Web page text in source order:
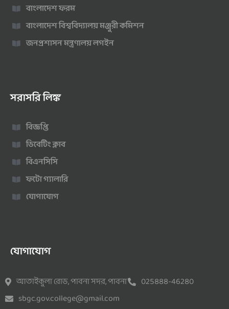
বাংলাদেশ ফরম
বাংলাদেশ বিশ্ববিদ্যালয় মঞ্জুরী কমিশন
জনপ্রশাসন মন্ত্রণালয় লগইন
সরাসরি লিঙ্ক
বিজ্ঞপ্তি
ডিবেটিং ক্লাব
বিএনসিসি
ফটো গ্যালারি
যোগাযোগ
যোগাযোগ
আতাইকুলা রোড, পাবনা সদর, পাবনা
025888-46280
sbgc.gov.college@gmail.com